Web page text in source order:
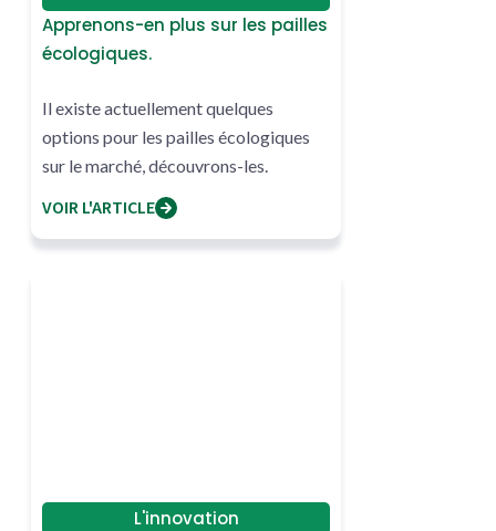
Apprenons-en plus sur les pailles
écologiques.
Il existe actuellement quelques
options pour les pailles écologiques
sur le marché, découvrons-les.
VOIR L'ARTICLE
L'innovation